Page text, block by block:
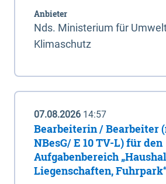
Anbieter
Nds. Ministerium für
Klimaschutz
07.08.2026 14:57
Bearbeiterin / Bearbeiter
NBesG/ E 10 TV-L) für den
Aufgabenbereich
Liegenschaften,